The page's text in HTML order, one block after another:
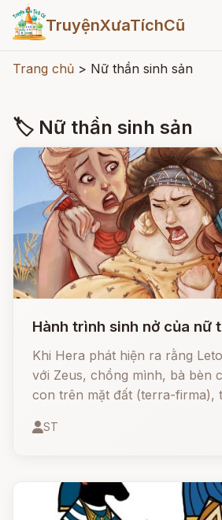
TruyệnXưaTíchCũ
Trang chủ > Nữ thần sinh sản
🏷 Nữ thần sinh sản
Hành trình sinh nở của nữ
Khi Hera phát hiện ra rằng
với Zeus, chồng mình, bà bèn
con trên mặt đất (terra-firma),
ST